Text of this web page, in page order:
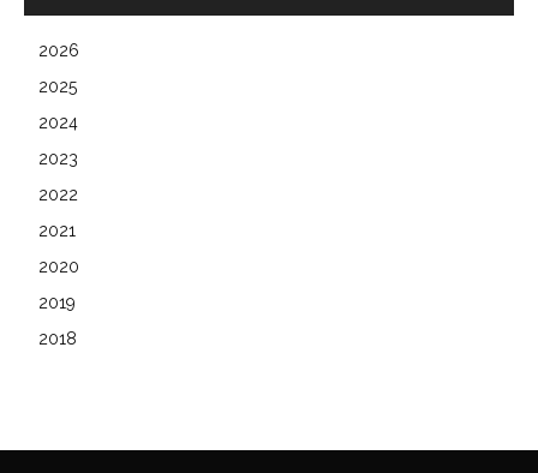
2026
2025
2024
2023
2022
2021
2020
2019
2018